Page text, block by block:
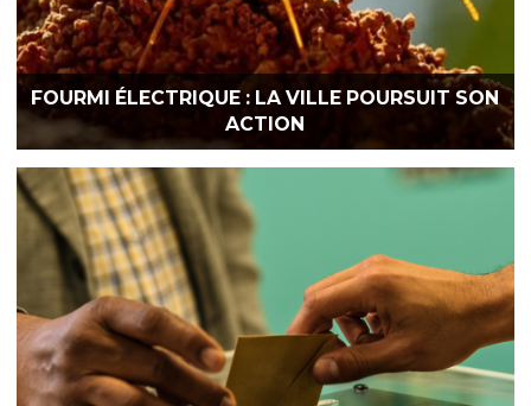
FOURMI ÉLECTRIQUE : LA VILLE POURSUIT SON
ACTION